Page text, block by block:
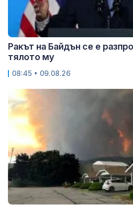
Ракът на Байдън се е
тялото му
08:45 • 09.08.26